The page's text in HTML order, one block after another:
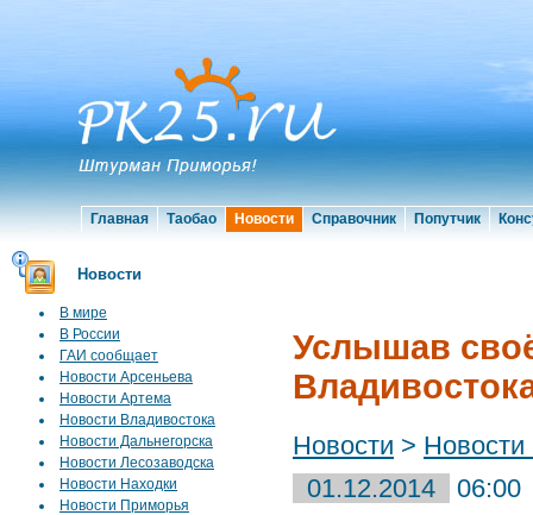
Главная Таобао Новости Справочник Попутчик
Новости
В мире
В России
ГАИ сообщает
Новости Арсеньева
Новости Артема
Новости Владивостока
Новости Дальнегорска
Новости Лесозаводска
Новости Находки
Новости Приморья
Услышав
Новости > Новости
01.12.2014
06:00